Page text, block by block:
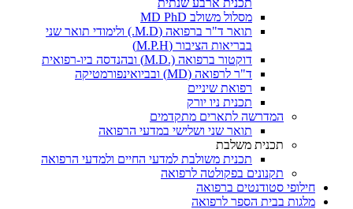
תכנית ארבע שנתית
מסלול משולב MD PhD
תואר ד"ר ברפואה (M.D.) ולימודי תואר שני
בבריאות הציבור (M.P.H)
דוקטור ברפואה (.M.D) ובהנדסה ביו-רפואית
ד"ר לרפואה (MD) ובביואינפורמטיקה
רפואת שיניים
תכנית ניו יורק
המדרשה לתארים מתקדמים
תואר שני ושלישי במדעי הרפואה
תכנית משלבת
תכנית משולבת למדעי החיים ולמדעי הרפואה
תקנונים בפקולטה לרפואה
חילופי סטודנטים ברפואה
מלגות בבית הספר לרפואה